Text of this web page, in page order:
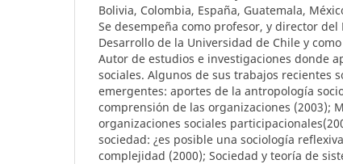
Bolivia, Colombia, España, Guatemala,
Se desempeña como profesor, y director
Desarrollo de la Universidad de Chile y
Autor de estudios e investigaciones donde
sociales. Algunos de sus trabajos recientes
emergentes: aportes de la antropología
comprensión de las organizaciones (2003);
organizaciones sociales
sociedad: ¿es posible una sociología
complejidad (2000); Sociedad y teoría de